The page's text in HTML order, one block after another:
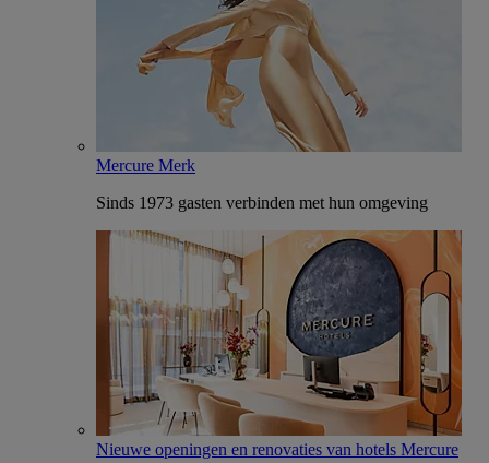
Mercure Merk
Sinds 1973 gasten verbinden met hun omgeving
Nieuwe openingen en renovaties van hotels Mercure